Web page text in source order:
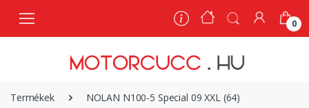
0
Termékek NOLAN N100-5 Special 09 XXL (64)
0